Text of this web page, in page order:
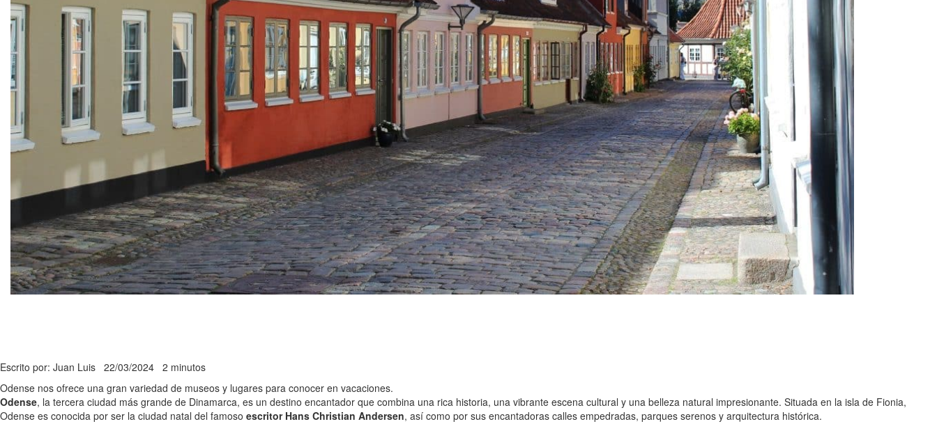
Escrito por: Juan Luis 22/03/2024 2 minutos
Odense nos ofrece una gran variedad de museos y lugares para conocer en vacaciones.
Odense, la tercera ciudad más grande de Dinamarca, es un destino encantador que combina una rica historia, una vibrante escena cultural y una belleza natural impresionante. Situada en la isla de Fionia,
Odense es conocida por ser la ciudad natal del famoso escritor Hans Christian Andersen, así como por sus encantadoras calles empedradas, parques serenos y arquitectura histórica.